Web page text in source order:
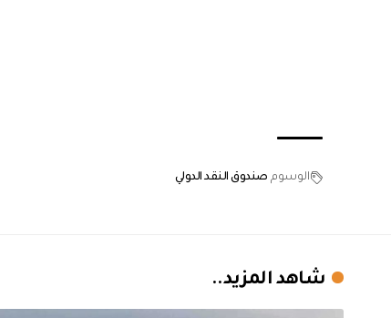
الوسوم صندوق النقد الدولي
شاهد المزيد..